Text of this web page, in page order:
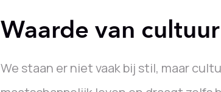
Waarde van cultuur
We staan er niet vaak bij stil, maar